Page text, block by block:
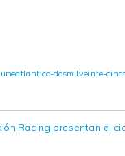
dosmilveinte-
Racing presentan el